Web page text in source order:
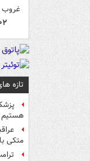
غروب
تازه
هستیم
متکی